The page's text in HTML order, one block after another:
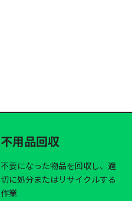
不用品回収
不要になった物品を回収し、適
切に処分またはリサイクルする
作業